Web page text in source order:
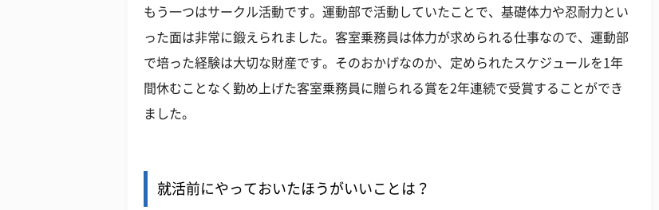
もう一つはサークル活動です。運動部で活動していたことで、基礎体力や忍耐力とい
った面は非常に鍛えられました。客室乗務員は体力が求められる仕事なので、運動部
で培った経験は大切な財産です。そのおかげなのか、定められたスケジュールを1年
間休むことなく勤め上げた客室乗務員に贈られる賞を2年連続で受賞することができ
ました。
就活前にやっておいたほうがいいことは？